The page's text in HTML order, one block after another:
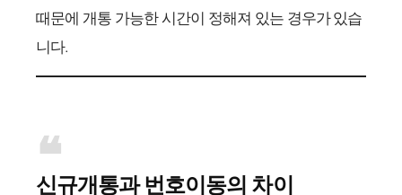
때문에 개통 가능한 시간이 정해져 있는 경우가 있습
니다.
신규개통과 번호이동의 차이